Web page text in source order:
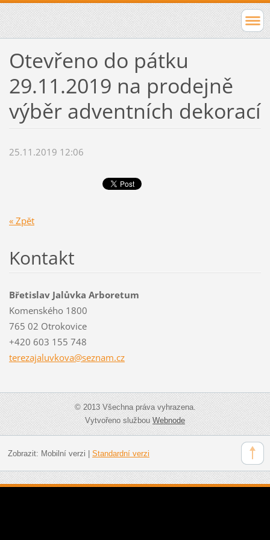
Otevřeno do pátku
29.11.2019 na prodejně
výběr adventních dekorací
25.11.2019 12:06
« Zpět
Kontakt
Břetislav Jalůvka Arboretum
Komenského 1800
765 02 Otrokovice
+420 603 155 748
terezajaluvkova@seznam.cz
© 2013 Všechna práva vyhrazena.
Vytvořeno službouWebnode
Zobrazit: Mobilní verzi Standardní verzi